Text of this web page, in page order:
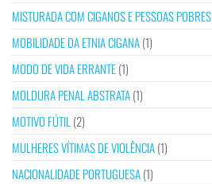
MISTURADA COM CIGANOS E PESSOAS POBRES
MOBILIDADE DA ETNIA CIGANA(1)
MODO DE VIDA ERRANTE(1)
MOLDURA PENAL ABSTRATA(1)
MOTIVO FÚTIL (2)
MULHERES VÍTIMAS DE VIOLÊNCIA(1)
NACIONALIDADE PORTUGUESA(1)